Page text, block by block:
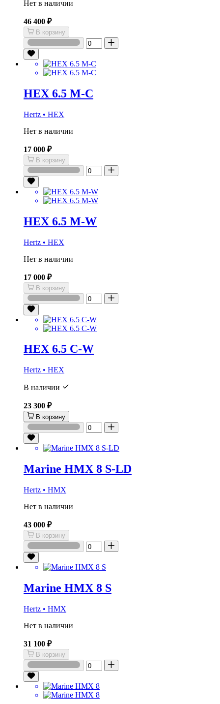
Нет в наличии
46 400 ₽
В корзину
HEX 6.5 M-C
Hertz • HEX
Нет в наличии
17 000 ₽
В корзину
HEX 6.5 M-W
Hertz • HEX
Нет в наличии
17 000 ₽
В корзину
HEX 6.5 C-W
Hertz • HEX
В наличии
23 300 ₽
В корзину
Marine HMX 8 S-LD
Hertz • HMX
Нет в наличии
43 000 ₽
В корзину
Marine HMX 8 S
Hertz • HMX
Нет в наличии
31 100 ₽
В корзину